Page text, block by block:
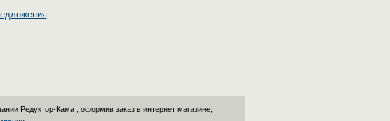
Редуктор-Кама , оформив заказ в интернет магазине,